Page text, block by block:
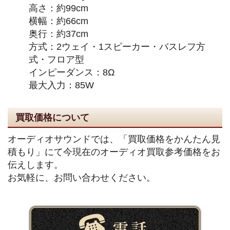
高さ：約99cm
横幅：約66cm
奥行：約37cm
方式：2ウェイ・1スピーカー・バスレフ方
式・フロア型
インピーダンス：8Ω
最大入力：85W
買取価格について
オーディオサウンドでは、「買取価格をかんたん見
積もり」にて今現在のオーディオ買取参考価格をお
伝えします。
お気軽に、お問い合わせください。